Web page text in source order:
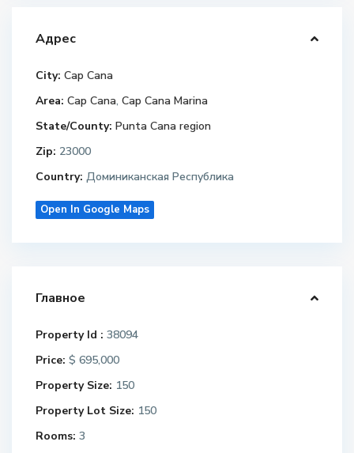
Адрес
City: Cap Cana
Area: Cap Cana, Cap Cana Marina
State/County: Punta Cana region
Zip: 23000
Country: Доминиканская Республика
Open In Google Maps
Главное
Property Id : 38094
Price: $ 695,000
Property Size: 150
Property Lot Size: 150
Rooms: 3